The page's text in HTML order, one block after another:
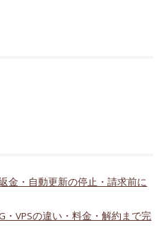
金・自動更新の停止・請求前に
・VPSの違い・料金・解約まで完